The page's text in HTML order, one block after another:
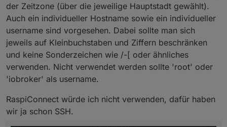
der Zeitzone (über die jeweilige Hauptstadt gewählt).
Auch ein individueller Hostname sowie ein individueller
username sind vorgesehen. Dabei sollte man sich
jeweils auf Kleinbuchstaben und Ziffern beschränken
und keine Sonderzeichen wie /-[ oder ähnliches
verwenden. Nicht verwendet werden sollte 'root' oder
'iobroker' als username.
RaspiConnect würde ich nicht verwenden, dafür haben
wir ja schon SSH.